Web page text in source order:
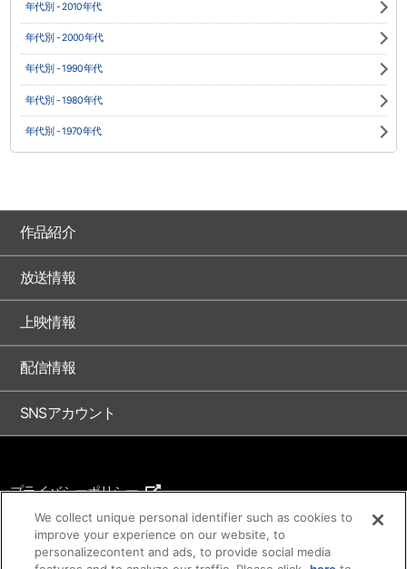
年代別 - 2010年代
年代別 - 2000年代
年代別 - 1990年代
年代別 - 1980年代
年代別 - 1970年代
作品紹介
放送情報
上映情報
配信情報
SNSアカウント
プライバシーポリシー
ご利用条件
著作権について
We collect unique personal identifier such as cookies to
improve your experience on our website, to
personalizecontent and ads, to provide social media